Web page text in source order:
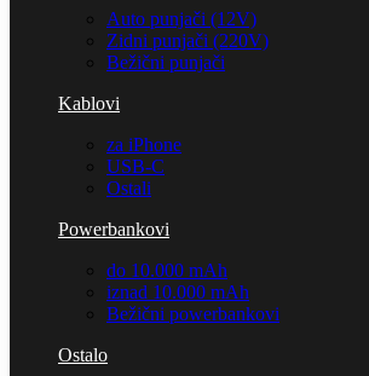
Auto punjači (12V)
Zidni punjači (220V)
Bežični punjači
Kablovi
za iPhone
USB-C
Ostali
Powerbankovi
do 10.000 mAh
iznad 10.000 mAh
Bežični powerbankovi
Ostalo